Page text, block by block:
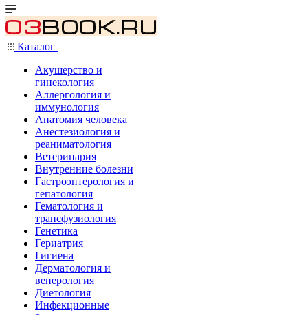
Каталог
Акушерство и
гинекология
Аллергология и
иммунология
Анатомия человека
Анестезиология и
реаниматология
Ветеринария
Внутренние болезни
Гастроэнтерология и
гепатология
Гематология и
трансфузиология
Генетика
Гериатрия
Гигиена
Дерматология и
венерология
Диетология
Инфекционные